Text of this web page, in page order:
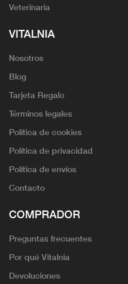
Veterinaria
VITALNIA
Nosotros
Blog
Tarjeta Regalo
Términos legales
Política de cookies
Política de privacidad
Política de envíos
Contacto
COMPRADOR
Preguntas frecuentes
Por qué Vitalnia
Devoluciones